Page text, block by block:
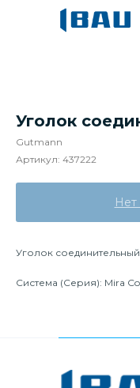
Уголок
Gutmann
Артикул: 437222
Нет
Уголок соединительный
Система (Серия): Mira